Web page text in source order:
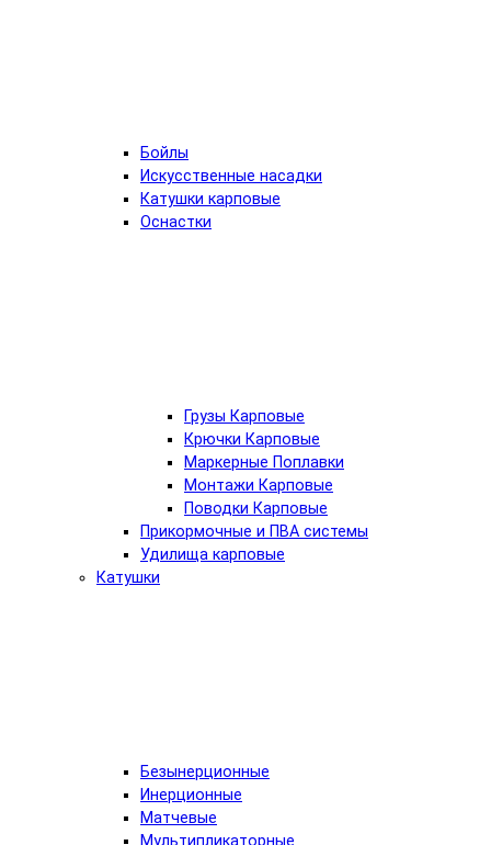
Бойлы
Искусственные насадки
Катушки карповые
Оснастки
Грузы Карповые
Крючки Карповые
Маркерные Поплавки
Монтажи Карповые
Поводки Карповые
Прикормочные и ПВА системы
Удилища карповые
Катушки
Безынерционные
Инерционные
Матчевые
Мультипликаторные